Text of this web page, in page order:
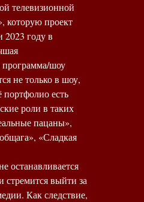
телевизионной
проект
2023 году в
шоу
не только в шоу,
есть
роли в таких
пацаны»,
«Сладкая
останавливается
стремится выйти за
Как следствие,